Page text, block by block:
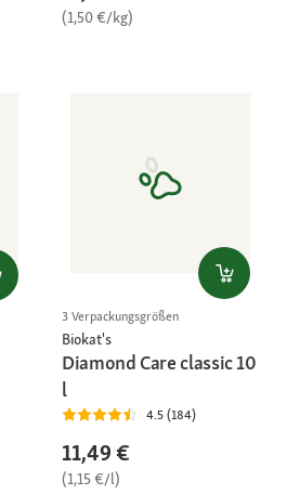
(1,50 €/kg)
3 Verpackungsgrößen
Biokat's
Diamond Care classic 10
l
4.5 (184)
11,49 €
(1,15 €/l)